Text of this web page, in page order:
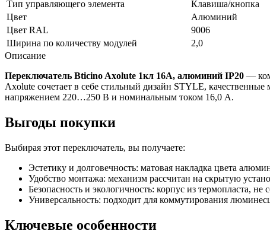
Тип управляющего элемента
Клавиша/кнопка
Цвет
Алюминий
Цвет RAL
9006
Ширина по количеству модулей
2,0
Описание
Переключатель Bticino Axolute 1кл 16А, алюминий IP20 —
Axolute сочетает в себе стильный дизайн STYLE,
напряжением 220…250 В и номинальным током 16,0 А.
Выгоды покупки
Выбирая этот переключатель, вы получаете:
Эстетику и долговечность: матовая накладка цвета
Удобство монтажа: механизм рассчитан на скрытую
Безопасность и экологичность: корпус из термопласта, не
Универсальность: подходит для коммутирования
Ключевые особенности